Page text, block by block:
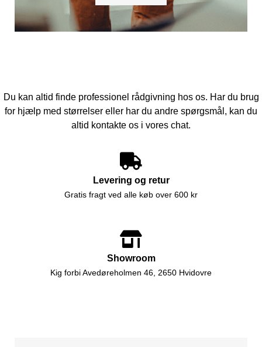
Du kan altid finde professionel rådgivning hos os. Har du brug
for hjælp med størrelser eller har du andre spørgsmål, kan du
altid kontakte os i vores chat.
Levering og retur
Gratis fragt ved alle køb over 600 kr
Showroom
Kig forbi Avedøreholmen 46, 2650 Hvidovre